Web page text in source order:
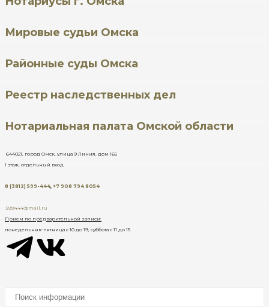
Мировые судьи Омска
Районные суды Омска
Реестр наследственных дел
Нотариальная палата Омской области
644021, город Омск, улица 9 Линия, дом 165
1 этаж, отдельный вход
8 (3812) 599-444, +7 908 794 8054
599444@mail.ru
Прием по предварительной записи:
понедельник-пятница с 10 до 19, суббота с 11 до 15